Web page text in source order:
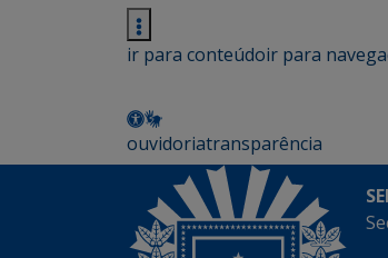
ir para conteúdoir para
ouvidoriatransparência